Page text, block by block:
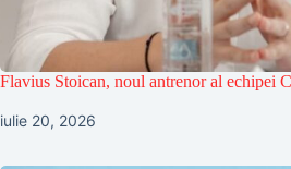
Flavius Stoican, noul antrenor al echipei
iulie 20, 2026